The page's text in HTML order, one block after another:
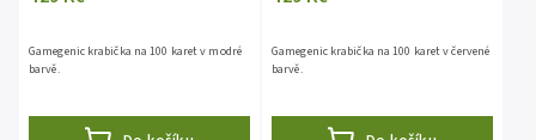
Gamegenic krabička na 100 karet v modré
barvě.
Gamegenic krabička na 100 karet v červené
barvě.